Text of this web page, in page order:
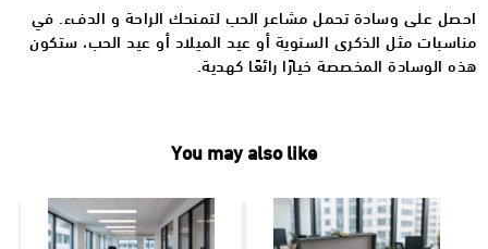
احصل على وسادة تحمل مشاعر الحب لتمنحك الراحة و الدفء. في
مناسبات مثل الذكرى السنوية أو عيد الميلاد أو عيد الحب، ستكون
هذه الوسادة المخصصة خيارًا رائعًا كهدية.
You may also like